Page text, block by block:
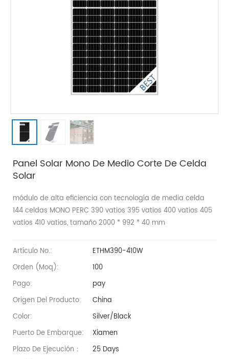
Panel Solar Mono De Medio Corte De Celda
Solar
módulo de alta eficiencia con tecnología de media celda
144 celdas MONO PERC 390 vatios 395 vatios 400 vatios 405
vatios 410 vatios, tamaño 2000 * 992 * 40 mm
Artículo No.:
ETHM390-410W
Orden (moq):
100
Pago:
pay
Origen Del Producto:
China
Color:
Silver/Black
Puerto De Embarque:
Xiamen
Plazo De Ejecución：
25 Days